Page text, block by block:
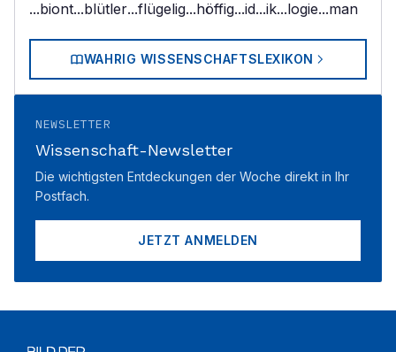
...biont...blütler...flügelig...höffig...id...ik...logie...man
WAHRIG WISSENSCHAFTSLEXIKON
NEWSLETTER
Wissenschaft-Newsletter
Die wichtigsten Entdeckungen der Woche direkt in Ihr
Postfach.
JETZT ANMELDEN